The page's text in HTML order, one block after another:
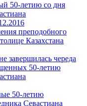
50-летию со дня
преподобного
Казахстана
завершилась череда
50-летию
50-летию
Севастиана